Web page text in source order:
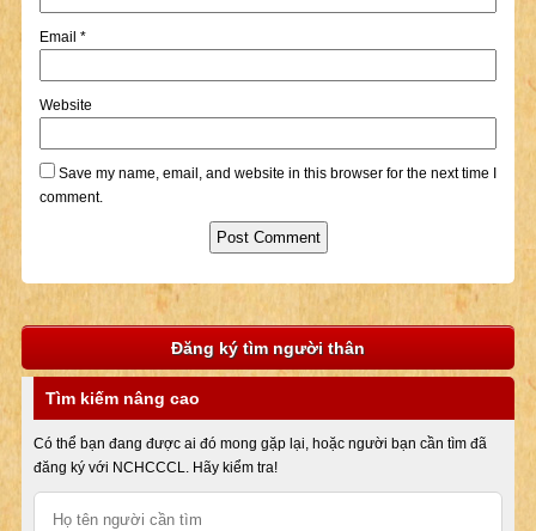
Email *
Website
Save my name, email, and website in this browser for the next time I
comment.
Đăng ký tìm người thân
Tìm kiếm nâng cao
Có thể bạn đang được ai đó mong gặp lại, hoặc người bạn cần tìm đã
đăng ký với NCHCCCL. Hãy kiểm tra!